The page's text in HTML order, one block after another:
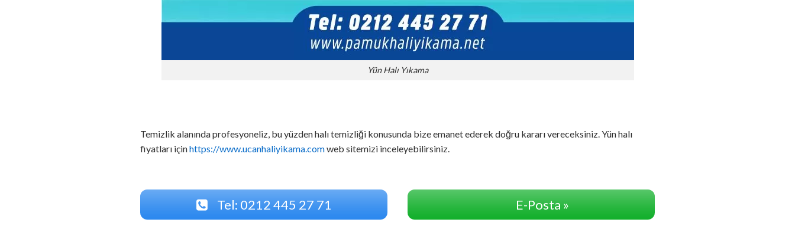
Yün Halı Yıkama
Temizlik alanında profesyoneliz, bu yüzden halı temizliği konusunda bize emanet ederek doğru kararı vereceksiniz. Yün halı
fiyatları içinhttps://www.ucanhaliyikama.comweb sitemizi inceleyebilirsiniz.
Tel: 0212 445 27 71 E-Posta »